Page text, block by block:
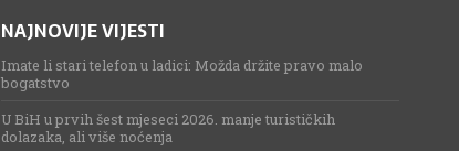
NAJNOVIJE VIJESTI
Imate li stari telefon u ladici: Možda držite pravo malo
bogatstvo
U BiH u prvih šest mjeseci 2026. manje turističkih
dolazaka, ali više noćenja